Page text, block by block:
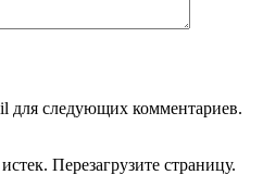
для следующих комментариев.
Перезагрузите страницу.